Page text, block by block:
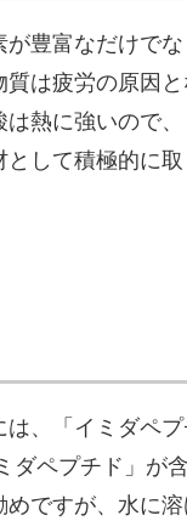
豊富なだけで
は疲労の原因
熱に強いので
して積極的に
、「イミダペ
ペプチド」が
ですが、水に